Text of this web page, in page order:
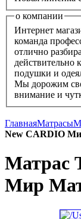
о компании
Интернет
команда
отлично
действительно
подушки и
Мы дорожим
внимание и
ГлавнаяМатрасы
New CARDIO
Матрас
Мир